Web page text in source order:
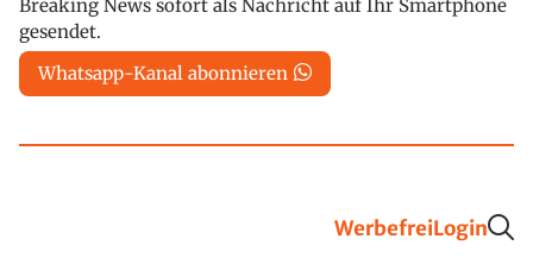
Breaking News sofort als Nachricht auf Ihr Smartphone
gesendet.
Whatsapp-Kanal abonnieren
WerbefreiLogin